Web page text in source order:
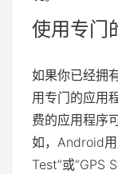
使用专门
如果你已经拥
用专门的应用
费的应用程序
如，Android
Test”或“GPS